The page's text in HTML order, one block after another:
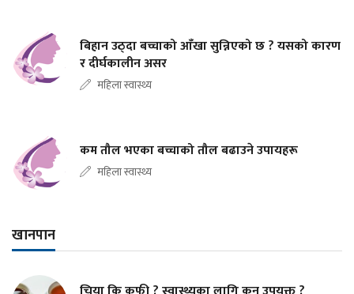
बिहान उठ्दा बच्चाको आँखा सुन्निएको छ ? यसको कारण
र दीर्घकालीन असर
महिला स्वास्थ्य
कम तौल भएका बच्चाको तौल बढाउने उपायहरू
महिला स्वास्थ्य
खानपान